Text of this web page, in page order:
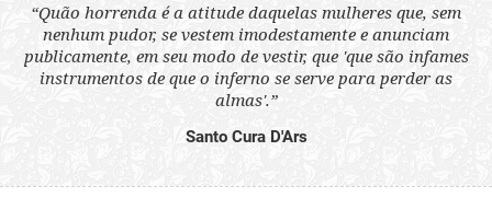
“Quão horrenda é a atitude daquelas mulheres que, sem
nenhum pudor, se vestem imodestamente e anunciam
publicamente, em seu modo de vestir, que 'que são infames
instrumentos de que o inferno se serve para perder as
almas'.”
Santo Cura D'Ars